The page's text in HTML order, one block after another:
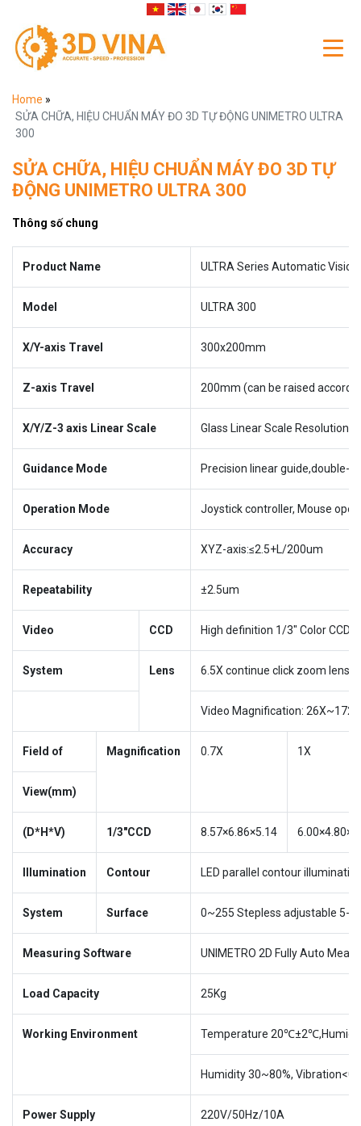
Home »
SỬA CHỮA, HIỆU CHUẨN MÁY ĐO 3D TỰ ĐỘNG UNIMETRO ULTRA
300
SỬA CHỮA, HIỆU CHUẨN MÁY ĐO 3D TỰ
ĐỘNG UNIMETRO ULTRA 300
Thông số chung
Product Name ULTRA Series Automatic
Model ULTRA 300
X/Y-axis Travel 300x200mm
Z-axis Travel 200mm (can be raised
X/Y/Z-3 axis Linear Scale Glass Linear Scale Resolution:
Guidance Mode Precision linear guide,double-
Operation Mode Joystick controller, Mouse
Accuracy XYZ-axis:≤2.5+L/200um
Repeatability ±2.5um
Video CCD High definition 1/3″ Color CCD
System Lens 6.5X continue click zoom lens;
Video Magnification:
Field of Magnification 0.7X 1X
View(mm)
(D*H*V) 1/3″CCD 8.57×6.86×5.14
Illumination Contour LED parallel contour
System Surface 0~255 Stepless adjustable 5-
Measuring Software UNIMETRO 2D Fully Auto
Load Capacity 25Kg
Working Environment Temperature
Humidity 30~80%,
Power Supply 220V/50Hz/10A